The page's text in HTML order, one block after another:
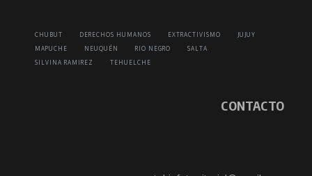
CHUBUT DERECHOS HUMANOS EXTRACTIVISMO
JUJUY
MAPUCHE
NEUQUÉN RIO NEGRO
SALTA
SILVINA RAMIREZ
TEHUELCHE
CONTACTO